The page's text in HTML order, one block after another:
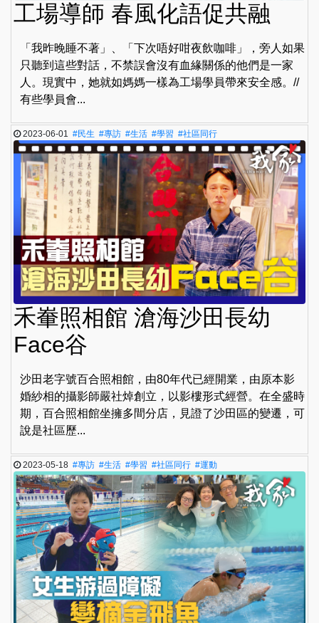
工場導師 春風化語促共融
「我昨晚睡不著」、「下次唔好咁夜飲咖啡」，旁人如果
只聽到這些對話，不禁誤會沒有血緣關係的他們是一家
人。現實中，她就如媽媽一樣為工場學員帶來安全感。//
有些學員會...
2023-06-01#民生 #專訪 #生活 #學習 #社區同行
禾輋照相館 滄海沙田長幼
Face谷
沙田老字號百合照相館，由80年代已經開業，由原本影
婚紗相的攝影師嚴社焯創立，以影樓形式經營。在全盛時
期，百合照相館坐擁多間分店，見證了沙田區的變遷，可
說是社區歷...
2023-05-18#專訪 #生活 #學習 #社區同行 #運動